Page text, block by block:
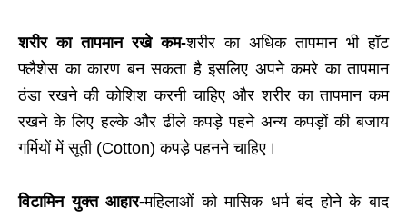
शरीर का तापमान रखे कम-शरीर का अधिक तापमान भी हॉट
फ्लैशेस का कारण बन सकता है इसलिए अपने कमरे का तापमान
ठंडा रखने की कोशिश करनी चाहिए और शरीर का तापमान कम
रखने के लिए हल्के और ढीले कपड़े पहने अन्य कपड़ों की बजाय
गर्मियों में सूती (Cotton) कपड़े पहनने चाहिए।
विटामिन युक्त आहार-महिलाओं को मासिक धर्म बंद होने के बाद